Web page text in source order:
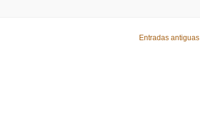
Entradas antiguas